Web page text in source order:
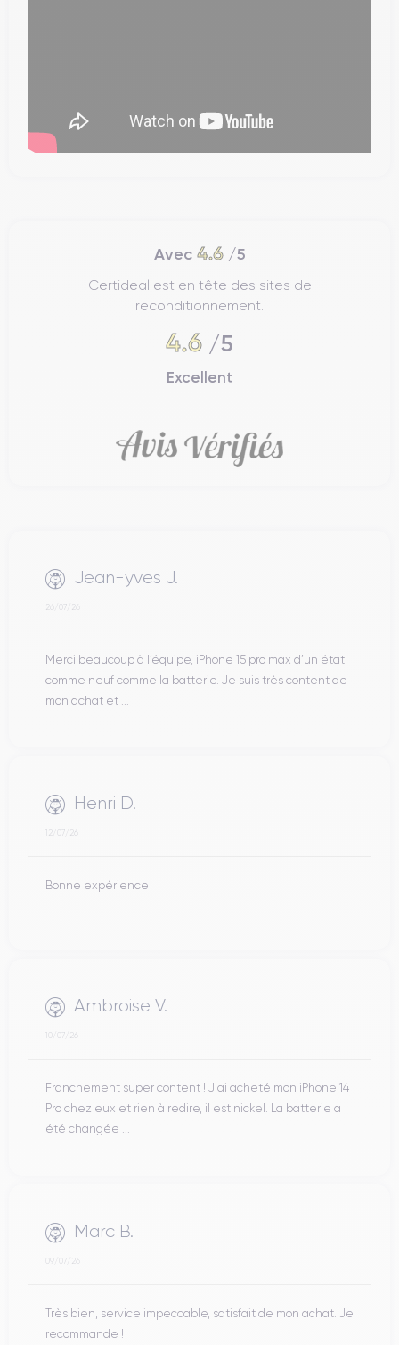
Avec 4.6/5
Certideal est en tête des sites de
reconditionnement.
4.6 /5
Excellent
Jean-yves J.
26/07/26
Merci beaucoup à l’équipe, iPhone 15 pro max d’un état
comme neuf comme la batterie. Je suis très content de
mon achat et ...
Henri D.
12/07/26
Bonne expérience
Ambroise V.
10/07/26
Franchement super content ! J'ai acheté mon iPhone 14
Pro chez eux et rien à redire, il est nickel. La batterie a
été changée ...
Marc B.
09/07/26
Très bien, service impeccable, satisfait de mon achat. Je
recommande !